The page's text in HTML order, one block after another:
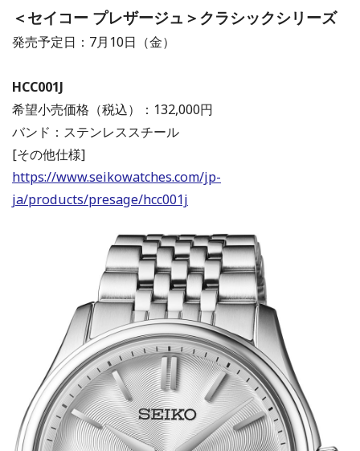
＜セイコー プレザージュ＞クラシックシリーズ
発売予定日：7月10日（金）
HCC001J
希望小売価格（税込）：132,000円
バンド：ステンレススチール
[その他仕様]
https://www.seikowatches.com/jp-
ja/products/presage/hcc001j